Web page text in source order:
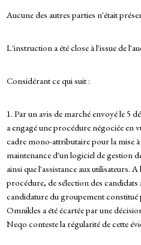
Aucune des autres parties n'était
L'instruction a été close à l'issue de
Considérant ce qui suit :
1. Par un avis de marché envoyé le 5
a engagé une procédure négociée en
cadre mono-attributaire pour la mise
maintenance d'un logiciel de gestion
ainsi que l'assistance aux utilisateurs.
procédure, de sélection des candidats
candidature du groupement constitué
Omnikles a été écartée par une
Neqo conteste la régularité de cette